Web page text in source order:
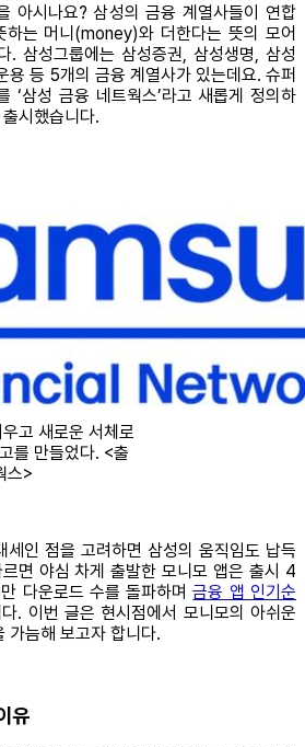
아시나요? 삼성의 금융 계열사들이 연합
하는 머니(money)와 더한다는 뜻의 모어
. 삼성그룹에는 삼성증권, 삼성생명, 삼성
용 등 5개의 금융 계열사가 있는데요. 슈퍼
‘삼성 금융 네트웍스’라고 새롭게 정의하
시했습니다.
고 새로운 서체로
를 만들었다. <출
스>
인 점을 고려하면 삼성의 움직임도 납득
면 야심 차게 출발한 모니모 앱은 출시 4
다운로드 수를 돌파하며금융 앱 인기순
. 이번 글은 현시점에서 모니모의 아쉬운
가늠해 보고자 합니다.
유